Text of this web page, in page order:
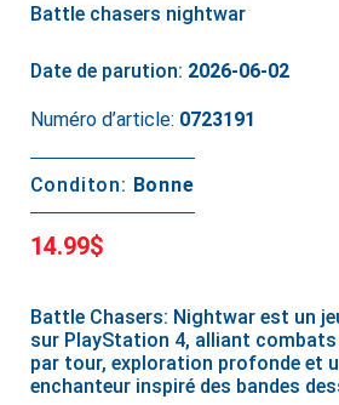
Battle chasers nightwar
Date de parution: 2026-06-02
Numéro d’article: 0723191
Conditon: Bonne
14.99$
Battle Chasers: Nightwar est un
sur PlayStation 4, alliant
par tour, exploration profonde et
enchanteur inspiré des bandes